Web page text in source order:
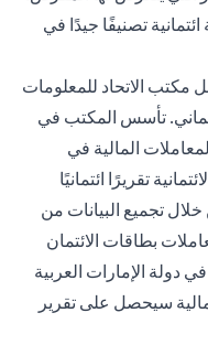
الذي يزيد عن 700 درجة ائتمانية تصنيفًا جيدًا في
مكتب الاتحاد للمعلومات
تأسس المكتب في
المعاملات المالية في
تقريرًا ائتمانيًا
تجميع البيانات من
بطاقات الائتمان
دولة الإمارات العربية
سيحصل على تقرير